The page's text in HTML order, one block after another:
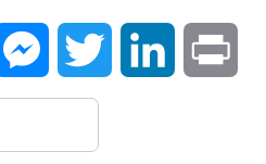
MessengerTwitter LinkedIn